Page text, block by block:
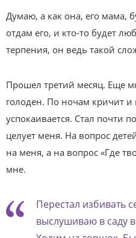
Думаю, а как она, его мама,
отдам его, и кто-то будет
терпения, он ведь такой
Прошел третий месяц. Еще
голоден. По ночам кричит
успокаивается. Стал почти
целует меня. На вопрос
на меня, а на вопрос «Где
мне.
Перестал избивать
выслушиваю в саду